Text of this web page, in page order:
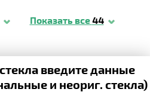
Показать все44
введите данные
и неориг. стекла)